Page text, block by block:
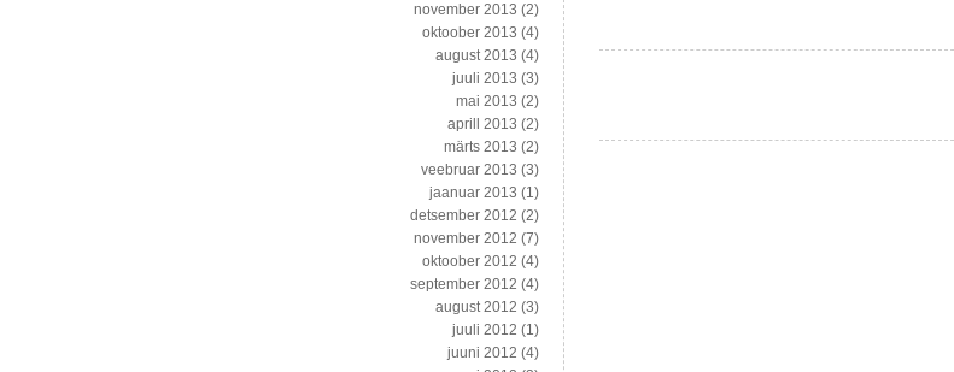
november 2013 (2)
oktoober 2013 (4)
august 2013 (4)
juuli 2013 (3)
mai 2013 (2)
aprill 2013 (2)
märts 2013 (2)
veebruar 2013 (3)
jaanuar 2013 (1)
detsember 2012 (2)
november 2012 (7)
oktoober 2012 (4)
september 2012 (4)
august 2012 (3)
juuli 2012 (1)
juuni 2012 (4)